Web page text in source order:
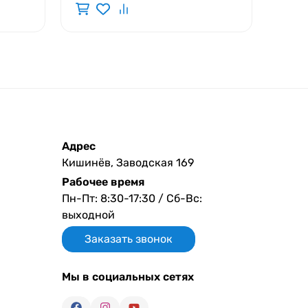
Адрес
Кишинёв, Заводская 169
Рабочее время
Пн-Пт: 8:30-17:30 / Сб-Вс:
выходной
Заказать звонок
Мы в социальных сетях